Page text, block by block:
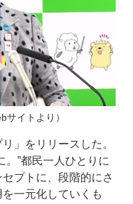
イトより）
」をリリースした。
。”都民一人ひとりに
プトに、段階的にさ
一元化していくも